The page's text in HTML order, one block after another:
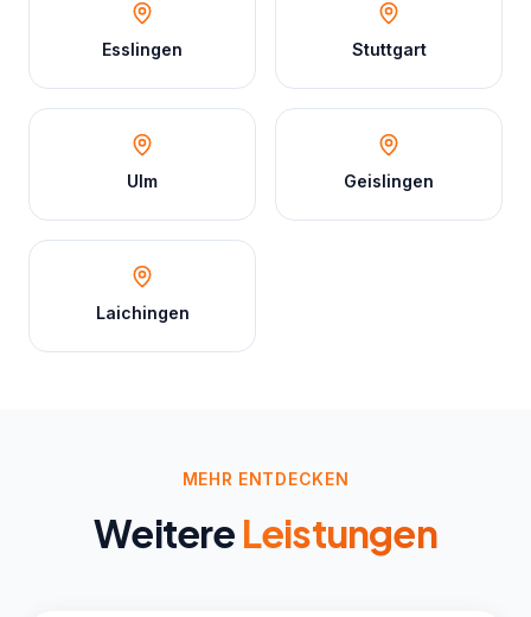
Esslingen Stuttgart
Ulm Geislingen
Laichingen
MEHR ENTDECKEN
Weitere Leistungen